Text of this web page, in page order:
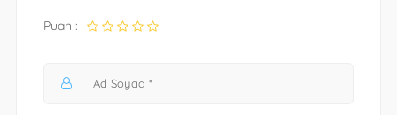
Puan :